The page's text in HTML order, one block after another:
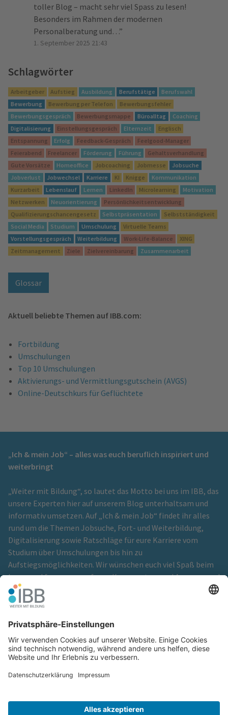
toller Blog – macht sehr viel Spass zu lesen!
Besonders im Rahmen der modernen
Personalberatung und… ”
1. September 2025 21:43
Schlagwörter
Arbeitgeber Aufstieg Ausbildung Berufstätige
Berufswahl
Bewerbung
Bewerbung per Telefon
Bewerbungsfehler
Bewerbungsgespräch
Bewerbungsmappe Büroalltag
Coaching
Digitalisierung
Einstellungsgespräch Elternzeit
Englisch
Entspannung
Erfolg Feedback-Gespräch
Feelgood-Manager
Feierabend
Freelancer Förderung Führung
Gehaltsverhandlung
Gute Vorsätze
Homeoffice Jobcoaching Jobmesse
Jobsuche
Jobverlust
Jobwechsel Karriere KI Knigge
Kommunikation
Kurzarbeit
Lebenslauf Lernen LinkedIn Microlearning
Motivation
Netzwerken
Neuorientierung
Persönlichkeitsentwicklung
Qualifizierungschancengesetz
Selbstpräsentation
Selbstständigkeit
Social Media
Studium Umschulung
Virtuelle Teams
Vorstellungsgespräch
Weiterbildung Work-Life-Balance
XING
Zeitmanagement
Ziele Zielvereinbarung Zusammenarbeit
Glossar
Aktuell beliebte Themen auf IBB.com:
Fortbildung
Umschulungen
Top 10 Umschulungen
Aktivierungs- und Vermittlungsgutschein (AVGS)
Online-Deutschkurs für Geflüchtete
„Ich & mein Job“ – alles was euch beruflich inspiriert und
weiterbringt
„Weiter mit Bildung“, so lautet das Motto bei uns im IBB, das
unsere Experten hier auf unserem Blog unterhaltsam und
informativ umsetzen. Auf „Ich & mein Job“ findet ihr alles
rund um die Themen Jobsuche, Fort- und Weiterbildung,
Digitalisierung sowie Ratschläge für eure Karriere vom
Studium über Umschulungen bis hin zu
Aufstiegsmöglichkeiten. Wir wünschen euch viel Spaß beim
Lesen und freuen uns auf eure Kommentare und Anregungen!
Ein Blog der
Cookie-Einstellungen
Glossar
Hinweisgeberschutz
Impressum
Netiquette